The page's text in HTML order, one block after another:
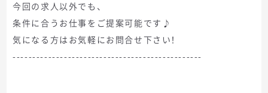
今回の求人以外でも、
条件に合うお仕事をご提案可能です♪
気になる方はお気軽にお問合せ下さい！
------------------------------------------------